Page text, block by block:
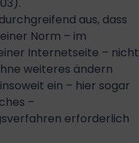
aus, dass
einer Norm – im
Internetseite – nicht
weiteres ändern
ein – hier sogar
–
erforderlich